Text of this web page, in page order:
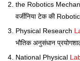
the Robotics
वर्जीनिया टेक की
Physical Research
भौतिक अनुसंधान
National Physical